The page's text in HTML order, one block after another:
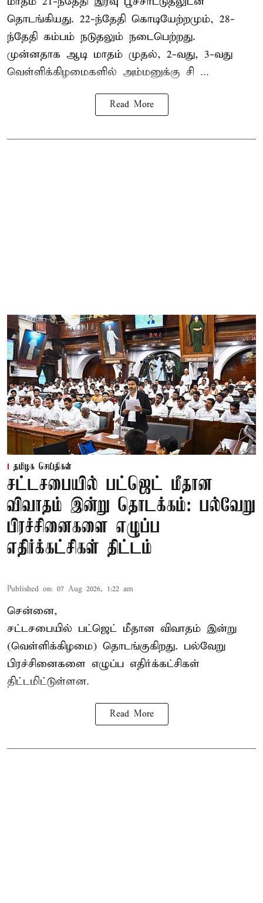
தொடங்கியது. 22-ந்தேதி கொடியேற்றமும், 28-
ந்தேதி கம்பம் நடுதலும் நடைபெற்றது.
முன்னதாக ஆடி மாதம் முதல், 2-வது, 3-வது
வெள்ளிக்கிழமைகளில் அம்மனுக்கு சி ...
Read More
தமிழக செய்திகள்
சட்டசபையில் பட்ஜெட் மீதான
விவாதம் இன்று தொடக்கம்: பல்வேறு
பிரச்சினைகளை எழுப்ப
எதிர்க்கட்சிகள் திட்டம்
Published on: 07 Aug 2026, 1:22 am
சென்னை,
சட்டசபையில் பட்ஜெட் மீதான விவாதம் இன்று
(வெள்ளிக்கிழமை) தொடங்குகிறது. பல்வேறு
பிரச்சினைகளை எழுப்ப எதிர்க்கட்சிகள்
திட்டமிட்டுள்ளன.
Read More